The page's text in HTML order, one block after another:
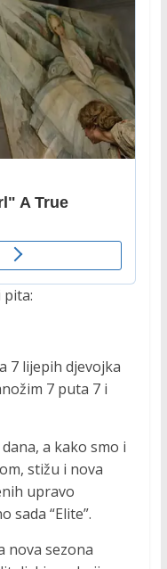
pita:
7 lijepih djevojka
7 puta 7 i
a kako smo i
stižu i nova
upravo
sada “Elite”.
nova sezona